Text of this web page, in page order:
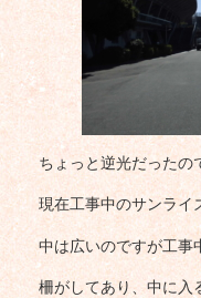
ちょっと逆光だったの
現在工事中のサンライ
中は広いのですが工事
柵がしてあり、中に入